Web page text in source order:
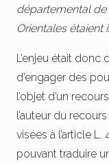
départemental de
Orientales étaient
L’enjeu était
d’engager des
l’objet d’un
l’auteur du
visées à l’article
pouvant traduire